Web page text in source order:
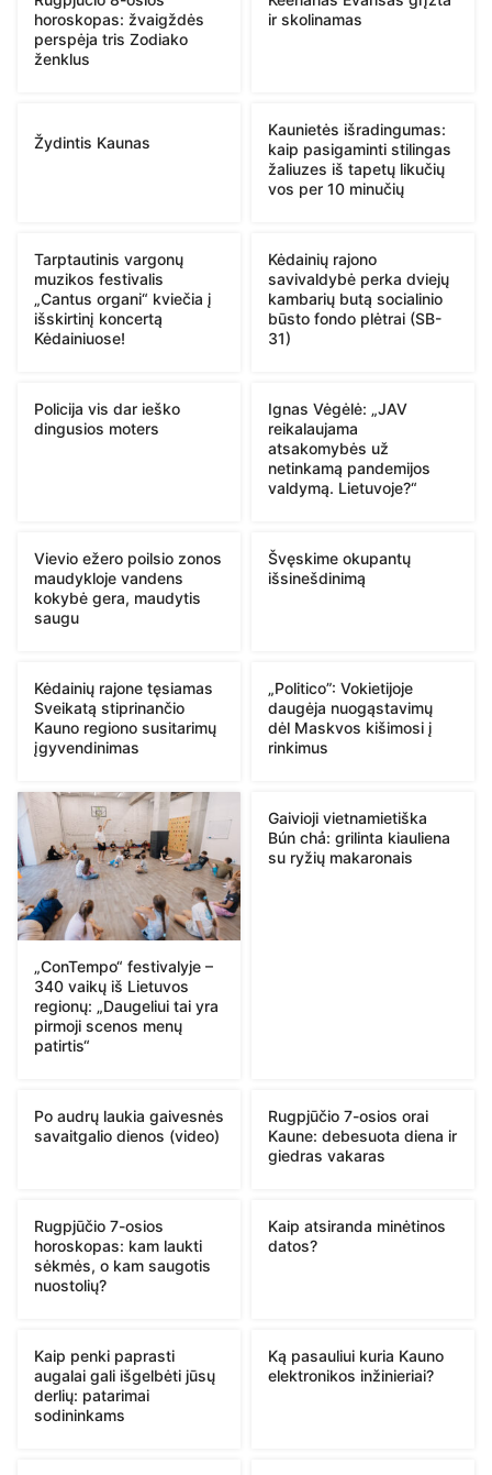
horoskopas: žvaigždės
perspėja tris Zodiako
ženklus
ir skolinamas
Žydintis Kaunas
Kaunietės išradingumas:
kaip pasigaminti stilingas
žaliuzes iš tapetų likučių
vos per 10 minučių
Tarptautinis vargonų
muzikos festivalis
„Cantus organi“ kviečia į
išskirtinį koncertą
Kėdainiuose!
Kėdainių rajono
savivaldybė perka dviejų
kambarių butą socialinio
būsto fondo plėtrai (SB-
31)
Policija vis dar ieško
dingusios moters
Ignas Vėgėlė: „JAV
reikalaujama
atsakomybės už
netinkamą pandemijos
valdymą. Lietuvoje?“
Vievio ežero poilsio zonos
maudykloje vandens
kokybė gera, maudytis
saugu
Švęskime okupantų
išsinešdinimą
Kėdainių rajone tęsiamas
Sveikatą stiprinančio
Kauno regiono susitarimų
įgyvendinimas
„Politico”: Vokietijoje
daugėja nuogąstavimų
dėl Maskvos kišimosi į
rinkimus
„ConTempo“ festivalyje –
340 vaikų iš Lietuvos
regionų: „Daugeliui tai yra
pirmoji scenos menų
patirtis“
Gaivioji vietnamietiška
Bún chả: grilinta kiauliena
su ryžių makaronais
Po audrų laukia gaivesnės
savaitgalio dienos (video)
Rugpjūčio 7-osios orai
Kaune: debesuota diena ir
giedras vakaras
Rugpjūčio 7-osios
horoskopas: kam laukti
sėkmės, o kam saugotis
nuostolių?
Kaip atsiranda minėtinos
datos?
Kaip penki paprasti
augalai gali išgelbėti jūsų
derlių: patarimai
sodininkams
Ką pasauliui kuria Kauno
elektronikos inžinieriai?